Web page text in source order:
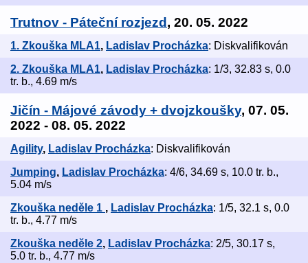
Trutnov - Páteční rozjezd, 20. 05. 2022
1. Zkouška MLA1, Ladislav Procházka: Diskvalifikován
2. Zkouška MLA1, Ladislav Procházka: 1/3, 32.83 s, 0.0
tr. b., 4.69 m/s
Jičín - Májové závody + dvojzkoušky, 07. 05.
2022 - 08. 05. 2022
Agility, Ladislav Procházka: Diskvalifikován
Jumping, Ladislav Procházka: 4/6, 34.69 s, 10.0 tr. b.,
5.04 m/s
Zkouška neděle 1 , Ladislav Procházka: 1/5, 32.1 s, 0.0
tr. b., 4.77 m/s
Zkouška neděle 2, Ladislav Procházka: 2/5, 30.17 s,
5.0 tr. b., 4.77 m/s